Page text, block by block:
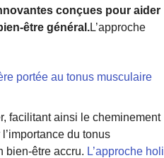
conçues pour aider
être général.L’approche
portée au tonus musculaire
facilitant ainsi le cheminement
du tonus
bien-être accru. L’approche holi